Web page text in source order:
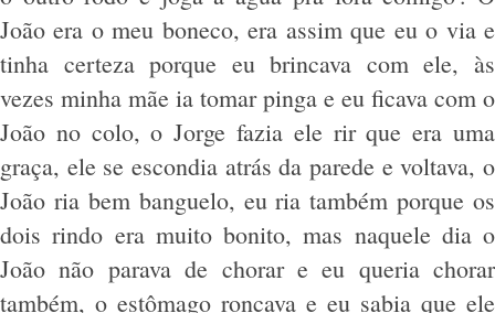
João era o meu boneco, era assim que eu o via e
tinha certeza porque eu brincava com ele, às
vezes minha mãe ia tomar pinga e eu ficava com o
João no colo, o Jorge fazia ele rir que era uma
graça, ele se escondia atrás da parede e voltava, o
João ria bem banguelo, eu ria também porque os
dois rindo era muito bonito, mas naquele dia o
João não parava de chorar e eu queria chorar
também, o estômago roncava e eu sabia que ele